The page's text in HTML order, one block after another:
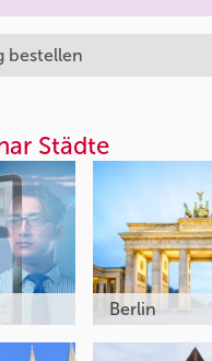
bestellen
Städte
Berlin